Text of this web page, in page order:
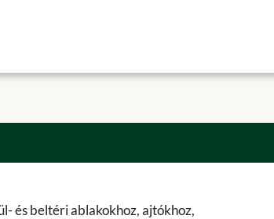
és beltéri ablakokhoz, ajtókhoz,